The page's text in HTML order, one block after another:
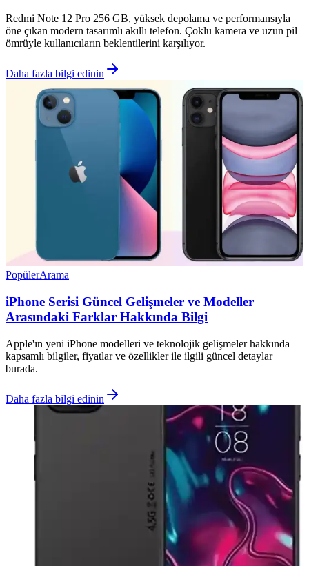
Redmi Note 12 Pro 256 GB, yüksek depolama ve performansıyla
öne çıkan modern tasarımlı akıllı telefon. Çoklu kamera ve uzun pil
ömrüyle kullanıcıların beklentilerini karşılıyor.
Daha fazla bilgi edinin
PopülerArama
iPhone Serisi Güncel Gelişmeler ve Modeller
Arasındaki Farklar Hakkında Bilgi
Apple'ın yeni iPhone modelleri ve teknolojik gelişmeler hakkında
kapsamlı bilgiler, fiyatlar ve özellikler ile ilgili güncel detaylar
burada.
Daha fazla bilgi edinin